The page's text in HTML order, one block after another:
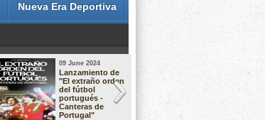
Nueva Era Deportiva
09 June 2024
Lanzamiento de
"El extraño orden
del fútbol
portugués -
Canteras de
Portugal"
19 May 2024
Análisis de
Liga
23/24: